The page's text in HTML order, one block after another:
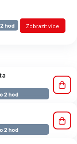
hod Zobrazit více
2 hod
2 hod